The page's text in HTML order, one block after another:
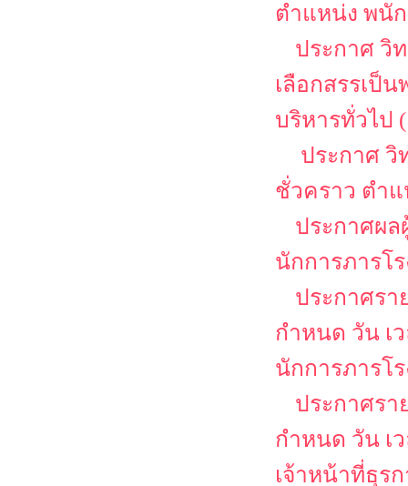
ตำแหน่ง พนั
ประกาศ วิ
เลือกสรรเป็
บริหารทั่วไป
ประกาศ วิ
ชั่วคราว ตำแ
ประกาศผ
นักการภารโร
ประกาศรา
กำหนด วัน เ
นักการภารโร
ประกาศรา
กำหนด วัน เ
เจ้าหน้าที่ธุร